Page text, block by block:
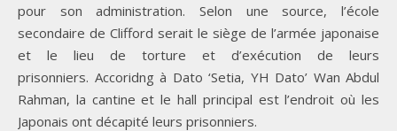
pour son administration. Selon une source, l’école
secondaire de Clifford serait le siège de l’armée japonaise
et le lieu de torture et d’exécution de leurs
prisonniers. Accoridng à Dato ‘Setia, YH Dato’ Wan Abdul
Rahman, la cantine et le hall principal est l’endroit où les
Japonais ont décapité leurs prisonniers.